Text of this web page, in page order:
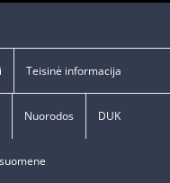
Teisinė informacija
Nuorodos DUK